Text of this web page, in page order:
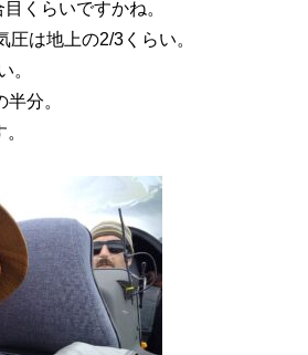
くらいですかね。
圧は地上の2/3くらい。
。
分。